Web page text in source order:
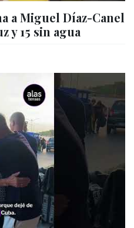
a Miguel Díaz-Canel
y 15 sin agua